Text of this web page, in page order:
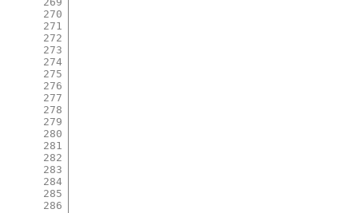
270
271
272
273
274
275
276
277
278
279
280
281
282
283
284
285
286